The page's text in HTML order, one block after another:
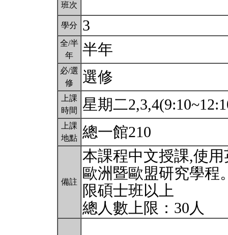
班次
學分 3
全/半
年
半年
必/選
修
選修
上課
時間
星期二
上課
地點 總一館210
備註
本課程中文授課,使
歐洲暨歐盟研究學程
限碩士班以上
總人數上限：30人